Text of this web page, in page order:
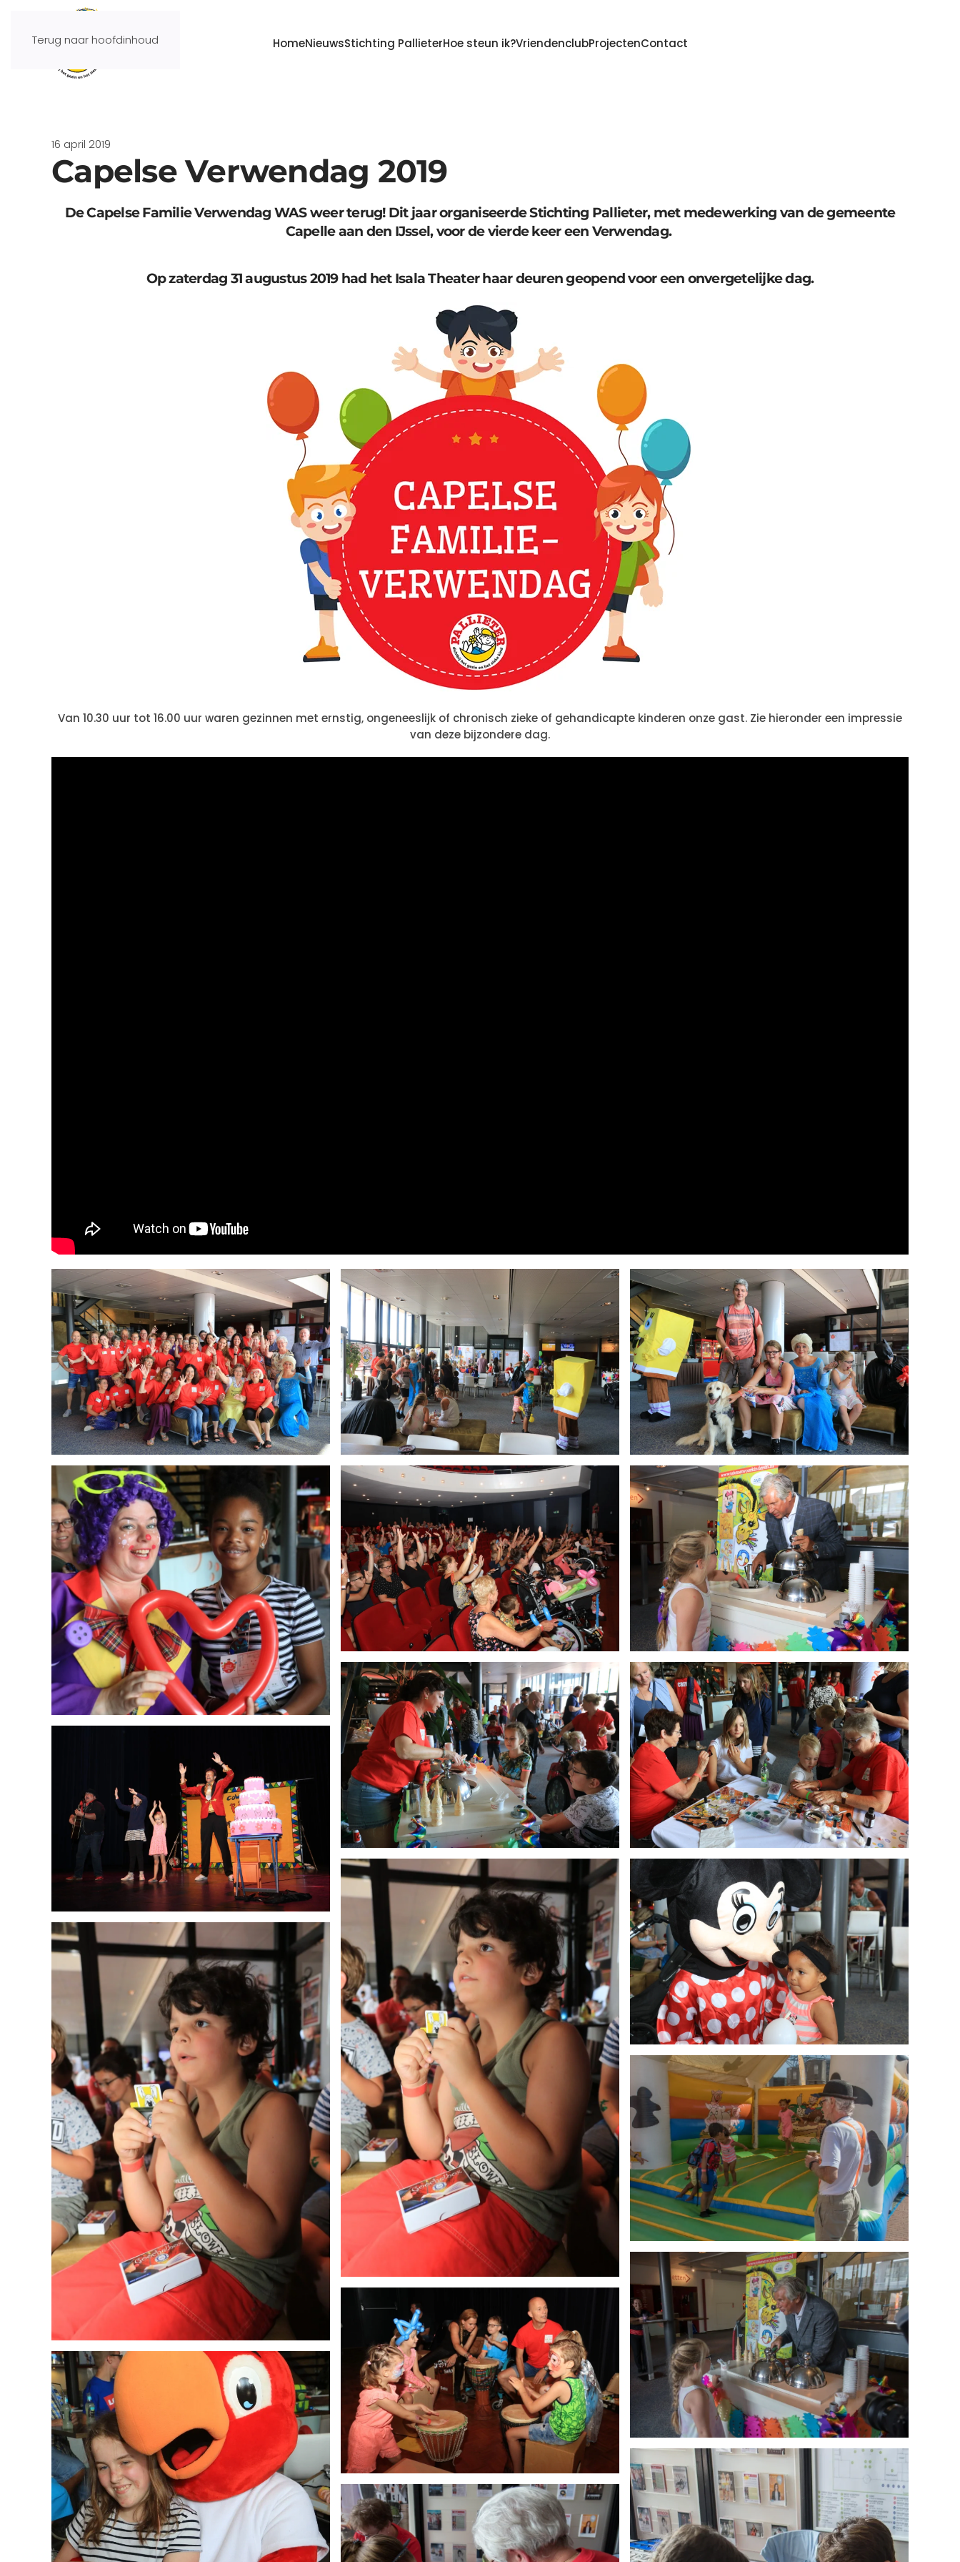
Terug naar hoofdinhoud HomeNieuwsStichting PallieterHoe steun ik?VriendenclubProjectenContact
16 april 2019
Capelse Verwendag 2019
De Capelse Familie Verwendag WAS weer terug! Dit jaar organiseerde Stichting Pallieter, met medewerking van de gemeente
Capelle aan den IJssel, voor de vierde keer een Verwendag.
Op zaterdag 31 augustus 2019 had het Isala Theater haar deuren geopend voor een onvergetelijke dag.
Van 10.30 uur tot 16.00 uur waren gezinnen met ernstig, ongeneeslijk of chronisch zieke of gehandicapte kinderen onze gast. Zie hieronder een impressie
van deze bijzondere dag.